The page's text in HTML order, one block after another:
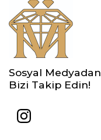
Sosyal Medyadan
Bizi Takip Edin!